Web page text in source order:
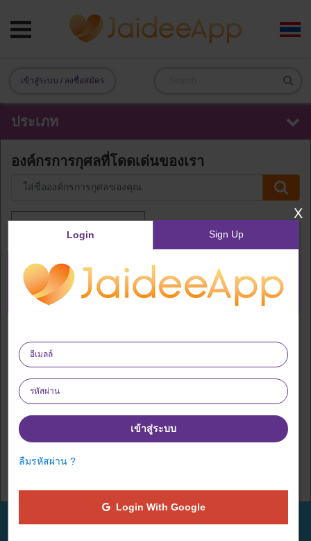
เข้าสู่ระบบ / ลงชื่อสมัคร
ประเภท
องค์กรการกุศลที่โดดเด่นของเรา
มูลนิธิคุณพ่อเรย์
รายละเอียดองค์กรการกุศล
X
Login Sign Up
เข้าสู่ระบบ
ลืมรหัสผ่าน ?
Login With Google